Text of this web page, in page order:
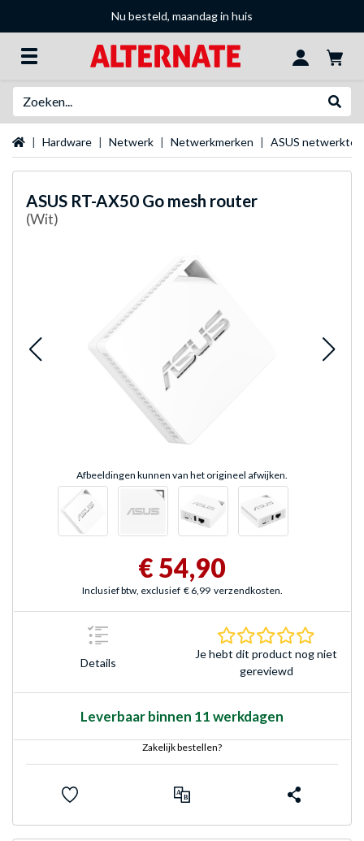
Nu besteld, maandag in huis
Startpagina
Hardware Netwerk Netwerkmerken ASUS
ASUS RT-AX50 Go mesh router
(Wit)
Afbeeldingen kunnen van het origineel afwijken.
€ 54,90
Inclusief btw, exclusief € 6,99 verzendkosten.
Details
Je hebt dit product nog niet
gereviewd
Leverbaar binnen 11 werkdagen
Zakelijk bestellen?